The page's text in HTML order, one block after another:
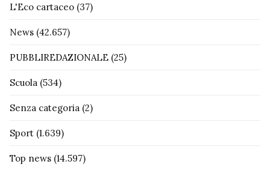
L'Eco cartaceo (37)
News (42.657)
PUBBLIREDAZIONALE (25)
Scuola (534)
Senza categoria (2)
Sport (1.639)
Top news (14.597)